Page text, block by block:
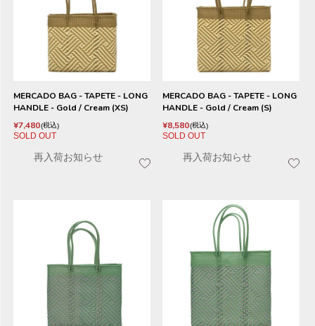
MERCADO BAG - TAPETE - LONG
HANDLE - Gold / Cream (XS)
¥7,480 税込
SOLD OUT
再入荷お知らせ
MERCADO BAG - TAPETE - LONG
HANDLE - Gold / Cream (S)
¥8,580 税込
SOLD OUT
再入荷お知らせ